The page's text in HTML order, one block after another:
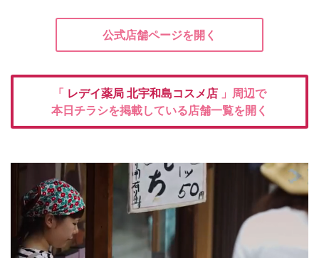
公式店舗ページを開く
「 レデイ薬局 北宇和島コスメ店 」周辺で
本日チラシを掲載している店舗一覧を開く